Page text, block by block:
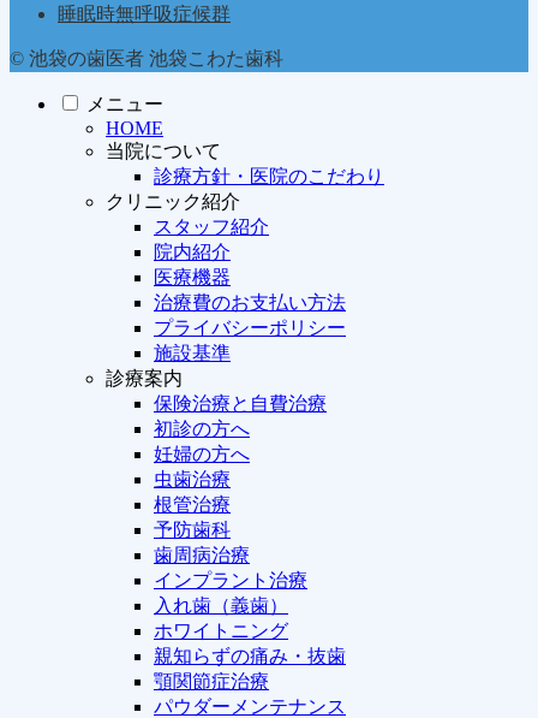
睡眠時無呼吸症候群
© 池袋の歯医者 池袋こわた歯科
メニュー
HOME
当院について
診療方針・医院のこだわり
クリニック紹介
スタッフ紹介
院内紹介
医療機器
治療費のお支払い方法
プライバシーポリシー
施設基準
診療案内
保険治療と自費治療
初診の方へ
妊婦の方へ
虫歯治療
根管治療
予防歯科
歯周病治療
インプラント治療
入れ歯（義歯）
ホワイトニング
親知らずの痛み・抜歯
顎関節症治療
パウダーメンテナンス